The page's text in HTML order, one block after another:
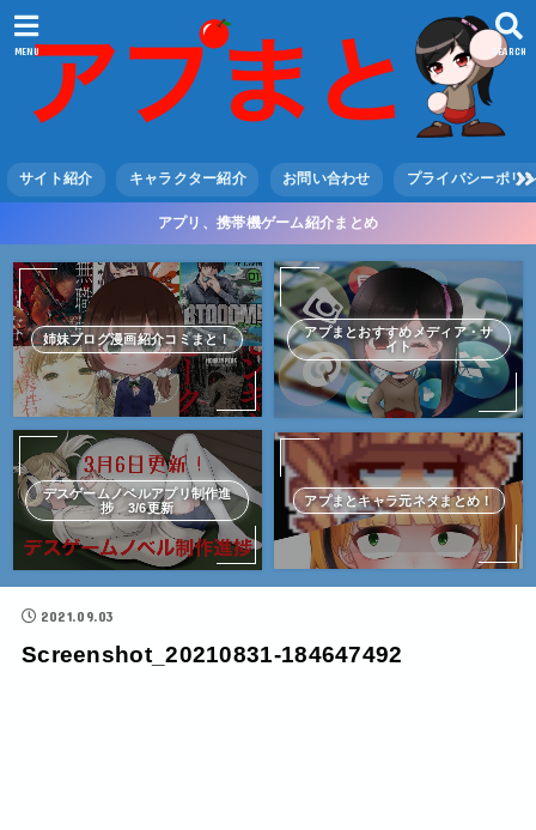
SEARCH
MENU
サイト紹介 キャラクター紹介 お問い合わせ プライバシーポリ
アプリ、携帯機ゲーム紹介まとめ
姉妹ブログ漫画紹介コミまと！
アプまとおすすめメディア・サ
イト
デスゲームノベルアプリ制作進
捗 3/6更新
アプまとキャラ元ネタまとめ！
2021.09.03
Screenshot_20210831-184647492